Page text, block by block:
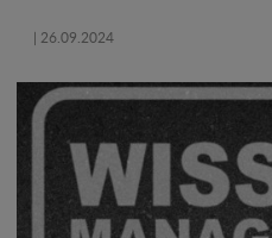
| 26.09.2024